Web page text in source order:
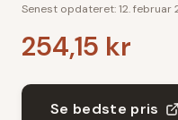
Senest opdateret:12. februar
254,15 kr
Se bedste pris